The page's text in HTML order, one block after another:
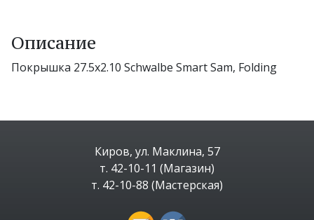
Описание
Покрышка 27.5x2.10 Schwalbe Smart Sam, Folding
Киров, ул. Маклина, 57
т. 42-10-11 (Магазин)
т. 42-10-88 (Мастерская)